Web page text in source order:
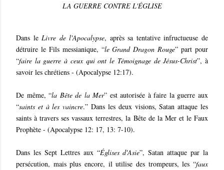
LA GUERRE CONTRE L'ÉGLISE
Dans leLivre de l'Apocalypse, après sa tentative infructueuse de
détruire le Fils messianique, “le Grand Dragon Rouge” part pour
“faire la guerre à ceux qui ont le Témoignage de Jésus-Christ”, à
savoir les chrétiens - (Apocalypse 12:17).
De même, “la Bête de la Mer” est autorisée à faire la guerre aux
“saints et à les vaincre.” Dans les deux visions, Satan attaque les
saints à travers ses vassaux terrestres, la Bête de la Mer et le Faux
Prophète - (Apocalypse 12: 17, 13: 7-10).
Dans les Sept Lettres aux “Églises d'Asie”, Satan attaque par la
persécution, mais plus encore, il utilise des trompeurs, les “faux